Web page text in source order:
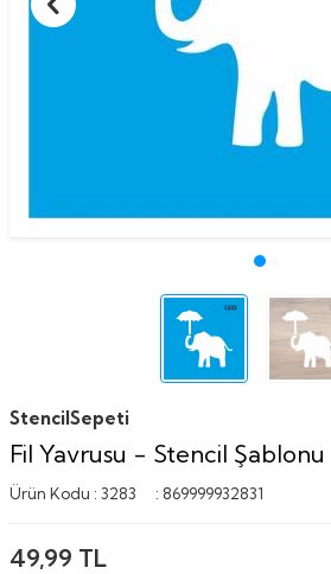
StencilSepeti
Fil Yavrusu - Stencil Şablonu
Ürün Kodu : 3283 : 869999932831
49,99 TL